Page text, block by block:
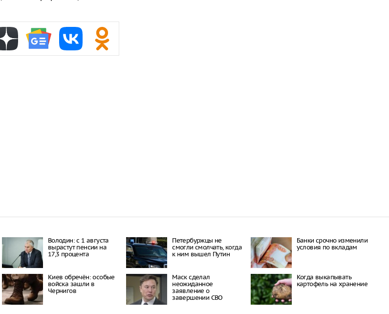
Володин: с 1 августа
вырастут пенсии на
17,3 процента
Петербуржцы не
смогли смолчать, когда
к ним вышел Путин
Банки срочно изменили
условия по вкладам
Киев обречён: особые
войска зашли в
Чернигов
Маск сделал
неожиданное
заявление о
завершении СВО
Когда выкапывать
картофель на хранение